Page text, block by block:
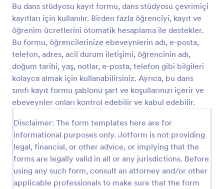
Bu dans stüdyosu kayıt formu, dans stüdyosu çevrimiçi
kayıtları için kullanılır. Birden fazla öğrenciyi, kayıt ve
öğrenim ücretlerini otomatik hesaplama ile destekler.
Bu formu, öğrencilerinize ebeveynlerin adı, e-posta,
telefon, adres, acil durum iletişimi, öğrencinin adı,
doğum tarihi, yaş, notlar, e-posta, telefon gibi bilgileri
kolayca almak için kullanabilirsiniz. Ayrıca, bu dans
sınıfı kayıt formu şablonu şart ve koşullarınızı içerir ve
ebeveynler onları kontrol edebilir ve kabul edebilir.
Disclaimer: The form templates here are for
informational purposes only. Jotform is not providing
legal, financial, or other advice, or implying that the
forms are legally valid in all or any jurisdictions. Before
using any such form, consult an attorney and/or other
applicable professionals to make sure that the form
Önizleme